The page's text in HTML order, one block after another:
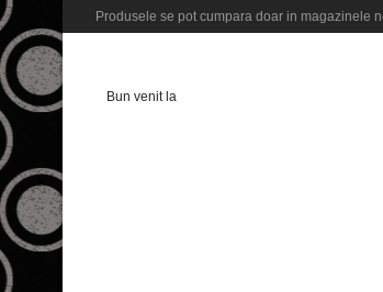
Produsele se pot cumpara doar in magazinele
Bun venit la